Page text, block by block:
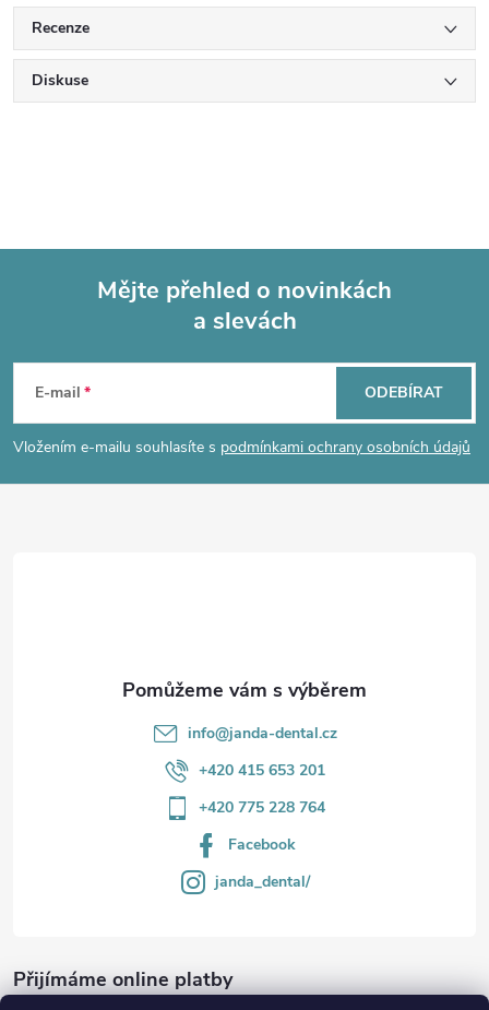
Recenze
Diskuse
p
a
Mějte přehled o novinkách
a slevách
E-mail
Vložením e-mailu souhlasíte s podmínkami ochrany osobních údajů
ODEBÍRAT
info@janda-dental.cz
+420 415 653 201
+420 775 228 764
Facebook
janda_dental/
Přijímáme online platby